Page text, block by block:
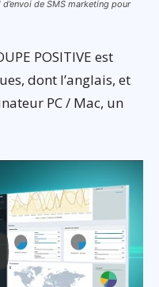
de SMS marketing pour
POSITIVE est
dont l’anglais, et
PC / Mac, un